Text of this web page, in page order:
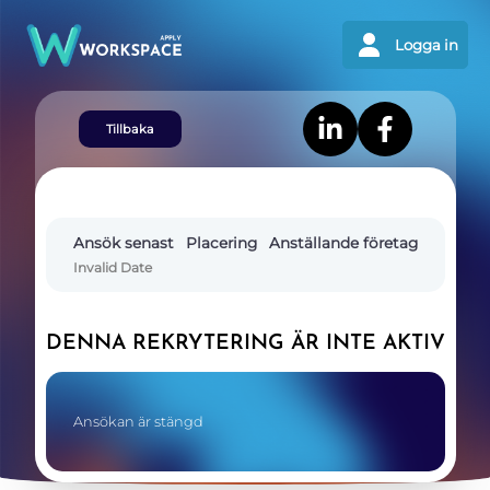
Logga in
Tillbaka
Ansök senast
Invalid Date
Placering Anställande företag
DENNA REKRYTERING ÄR INTE AKTIV
Ansökan är stängd